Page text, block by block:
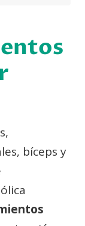
bíceps y